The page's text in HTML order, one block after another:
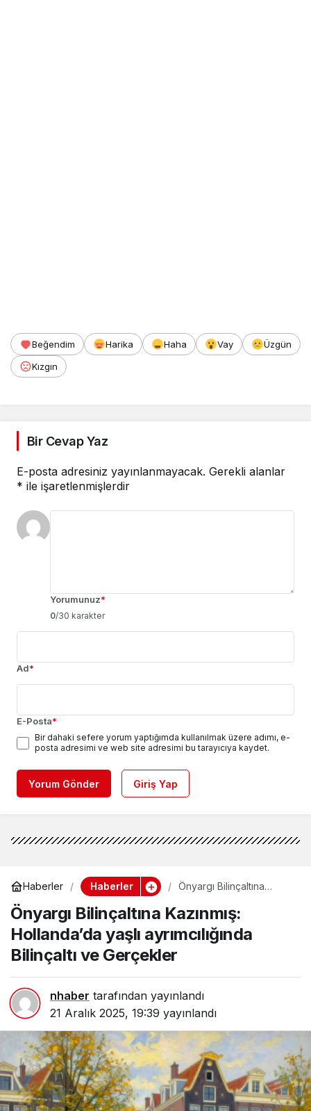
Beğendim Harika Haha Vay
Üzgün
Kızgın
Bir Cevap Yaz
E-posta adresiniz yayınlanmayacak. Gerekli alanlar
* ile işaretlenmişlerdir
Yorumunuz*
0/30 karakter
Ad*
E-Posta*
Bir dahaki sefere yorum yaptığımda kullanılmak üzere adımı, e-
posta adresimi ve web site adresimi bu tarayıcıya kaydet.
Yorum Gönder Giriş Yap
Haberler Haberler
Önyargı Bilinçaltına
yaşlı ayrımcılığında
Bilinçaltı ve Gerçekler
Önyargı Bilinçaltına Kazınmış:
Hollanda’da yaşlı ayrımcılığında
Bilinçaltı ve Gerçekler
nhaber tarafından yayınlandı
21 Aralık 2025, 19:39 yayınlandı